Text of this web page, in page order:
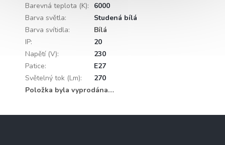
Barevná teplota (K):
6000
Barva světla:
Studená bílá
Barva svítidla:
Bílá
IP:
20
Napětí (V):
230
Patice:
E27
Světelný tok (Lm):
270
Položka byla vyprodána…